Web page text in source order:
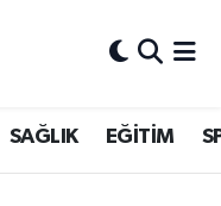
SAĞLIK EĞİTİM